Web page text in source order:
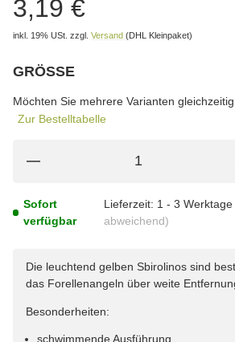
3,19 €
inkl. 19% USt. zzgl. Versand (DHL Kleinpaket)
GRÖSSE
Möchten Sie mehrere Varianten
Zur Bestelltabelle
Sofort
verfügbar
Lieferzeit: 1 - 3 Werktage
abweichend)
Die leuchtend gelben Sbirolinos sind
das Forellenangeln über weite
Besonderheiten:
schwimmende Ausführung